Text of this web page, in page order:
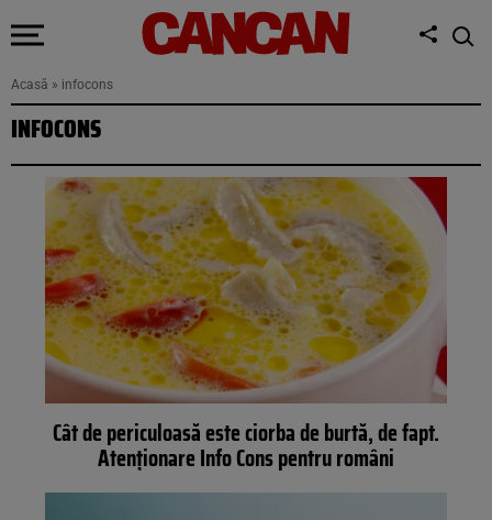
Acasă » infocons
INFOCONS
Cât de periculoasă este ciorba de burtă, de fapt.
Atenționare Info Cons pentru români